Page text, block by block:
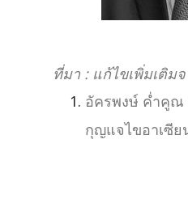
ที่มา : แก้ไขเพิ่มเติม
อัครพงษ์ ค่ำคูณ
กุญแจไขอาเซีย